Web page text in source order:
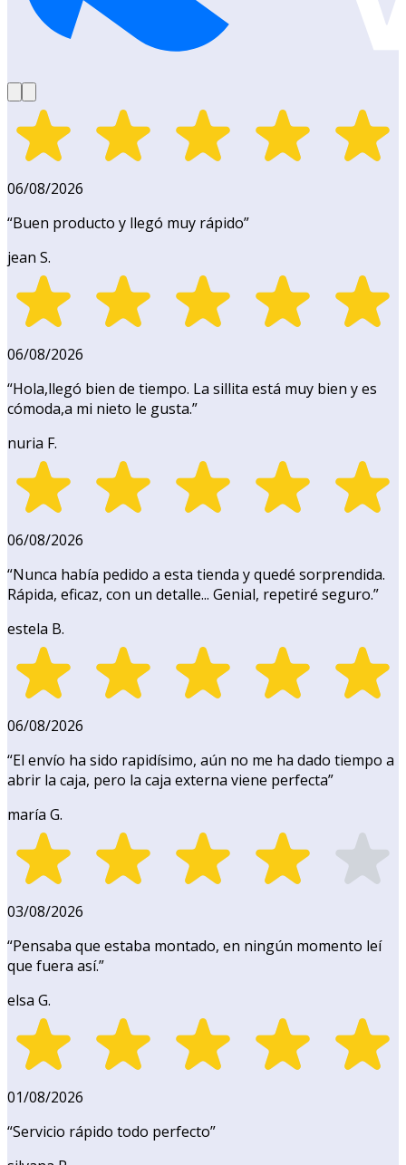
06/08/2026
“Buen producto y llegó muy rápido”
jean S.
06/08/2026
“Hola,llegó bien de tiempo. La sillita está muy bien y es
cómoda,a mi nieto le gusta.”
nuria F.
06/08/2026
“Nunca había pedido a esta tienda y quedé sorprendida.
Rápida, eficaz, con un detalle... Genial, repetiré seguro.”
estela B.
06/08/2026
“El envío ha sido rapidísimo, aún no me ha dado tiempo a
abrir la caja, pero la caja externa viene perfecta”
maría G.
03/08/2026
“Pensaba que estaba montado, en ningún momento leí
que fuera así.”
elsa G.
01/08/2026
“Servicio rápido todo perfecto”